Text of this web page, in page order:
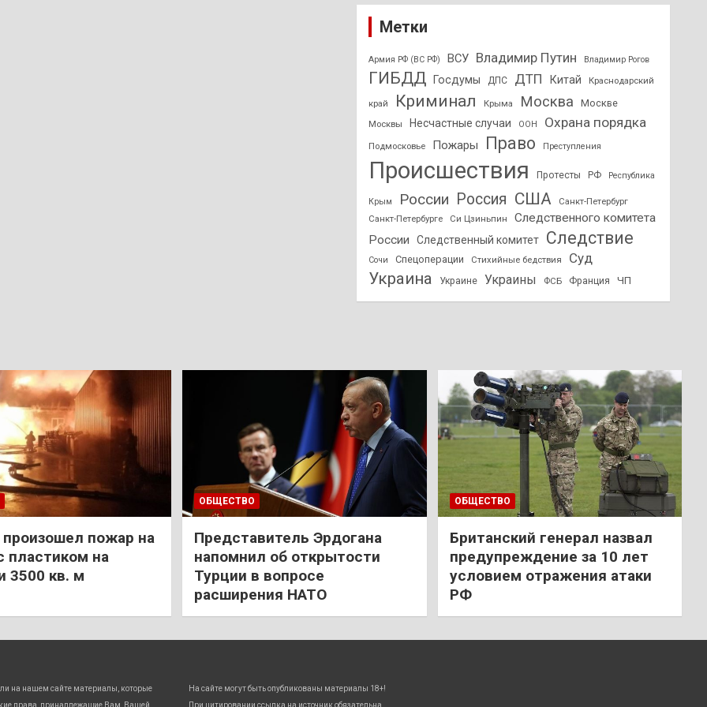
Метки
Армия РФ (ВС РФ) ВСУ Владимир Путин Владимир Рогов
ГИБДД Госдумы ДПС ДТП Китай Краснодарский
край Криминал Крыма Москва Москве
Москвы Несчастные случаи ООН Охрана порядка
Подмосковье Пожары Право Преступления
Происшествия Протесты РФ Республика
Крым России Россия США
Санкт-Петербург
Санкт-Петербурге
Си Цзиньпин
Следственного комитета
России
Следственный комитет Следствие
Сочи Спецоперации Стихийные бедствия Суд
Украина Украине Украины ФСБ Франция ЧП
пожар на
пластиком на
3500 кв. м
ОБЩЕСТВО
Представитель Эрдогана
напомнил об открытости
Турции в вопросе
расширения НАТО
ОБЩЕСТВО
Британский генерал назвал
предупреждение за 10 лет
условием отражения атаки
РФ
на нашем сайте материалы, которые
права, принадлежащие Вам, Вашей
На сайте могут быть опубликованы материалы 18+!
При цитировании ссылка на источник обязательна.